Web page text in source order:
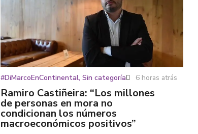
#DiMarcoEnContinental, Sin categoría 6 horas atrás
Ramiro Castiñeira: “Los millones
de personas en mora no
condicionan los números
macroeconómicos positivos”